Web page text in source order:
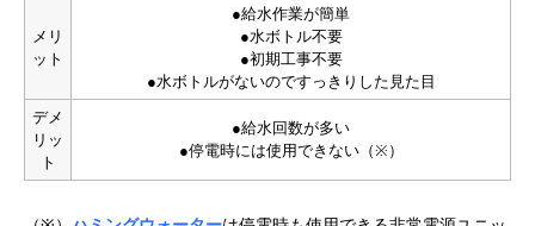
メリ
ット
●給水作業が簡単
●水ボトル不要
●初期工事不要
●水ボトルがないのですっきりした見た目
デメ
リッ
ト
●給水回数が多い
●停電時には使用できない（※）